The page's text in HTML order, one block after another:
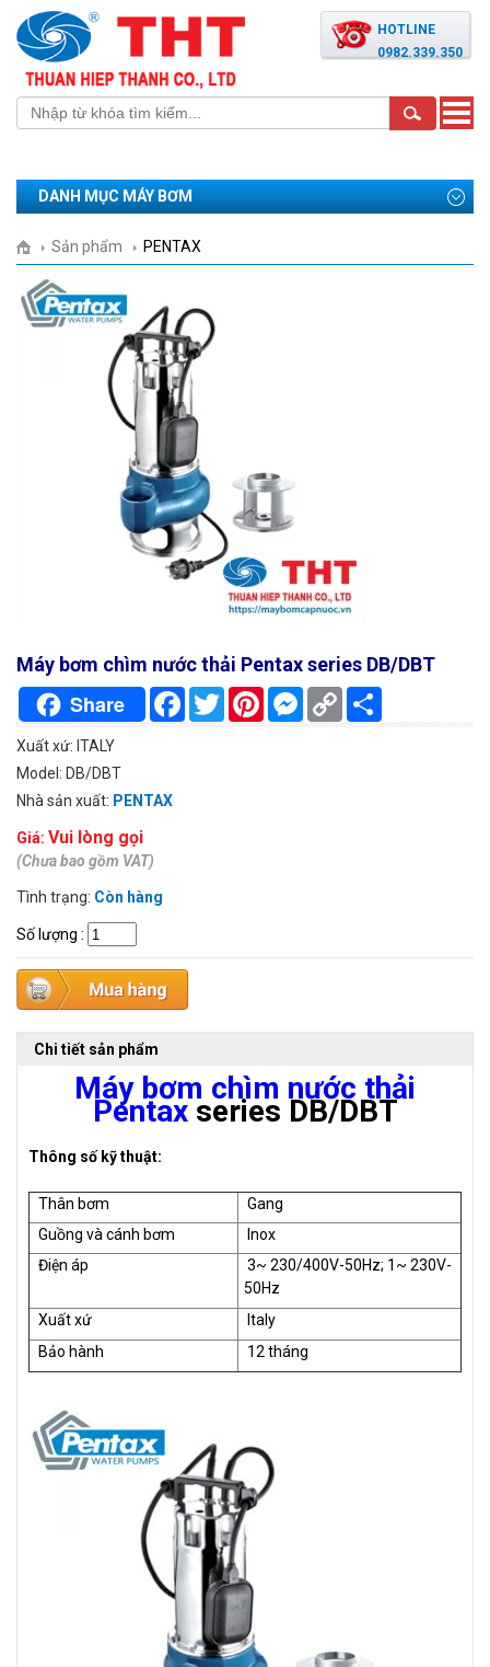
HOTLINE
0982.339.350
Toggle
DANH MỤC MÁY BƠM
Sản phẩm PENTAX
Máy bơm chìm nước thải Pentax series DB/DBT
Share FacebookTwitterPinterestMessenger
Copy
Link
Xuất xứ: ITALY
Model: DB/DBT
Nhà sản xuất: PENTAX
Giá: Vui lòng gọi
(Chưa bao gồm VAT)
Tình trạng: Còn hàng
Số lượng :
Chi tiết sản phẩm
Máy bơm chìm nước thải
Pentaxseries DB/DBT
Thông số kỹ thuật:
Thân bơm
Gang
Guồng và cánh bơm
Inox
Điện áp
3~ 230/400V-50Hz; 1~ 230V-
50Hz
Xuất xứ
Italy
Bảo hành
12 tháng